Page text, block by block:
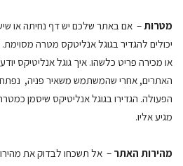
מטרות– אם באתר שלכם יש דף נחיתה או
יכולים להגדיר בגוגל אנליטקס מטרה
או מכירה פריט כלשהו. איך גוגל אנליטיקס
האתרים, אחרי שהמשתמש משאיר פניה, נפתח
הפעולה. הגדירו בגוגל אנליטיקס שיסמן
מגיע אליו.
מהירות האתר – אל תשכחו לבדוק את